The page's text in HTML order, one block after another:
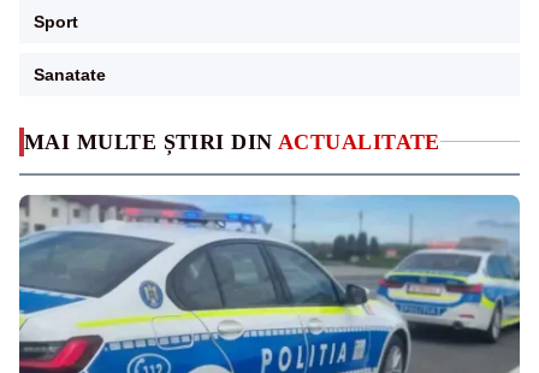
MAI MULTE ȘTIRI DIN ACTUALITATE
Sport
Sanatate